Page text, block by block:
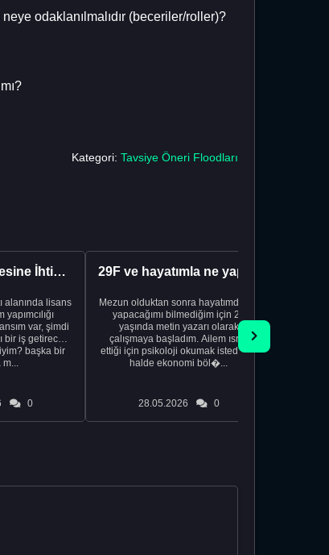
odaklanılmalıdır (beceriler/roller)?
Kategori: Tavsiye Öneri Floodları
Kariyer Tavsiyesine İhtiyacınız Var
alanında lisans
var, şimdi
bir iş getirecek
başka bir
m...
0
Mezun olduktan sonra hayatımda ne
yapacağımı bilmediğim için 20
yaşında metin yazarı olarak
çalışmaya başladım. Ailem ısrar
ettiği için psikoloji okumak istediğim
halde ekonomi böl�...
28.05.2026 0